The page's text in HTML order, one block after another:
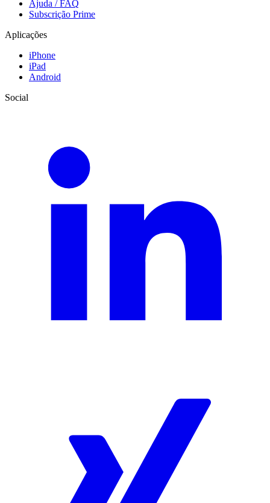
Ajuda / FAQ
Subscrição Prime
Aplicações
iPhone
iPad
Android
Social